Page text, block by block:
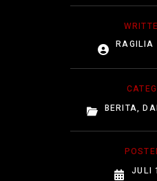
RAGILIA
BERITA,
JULI